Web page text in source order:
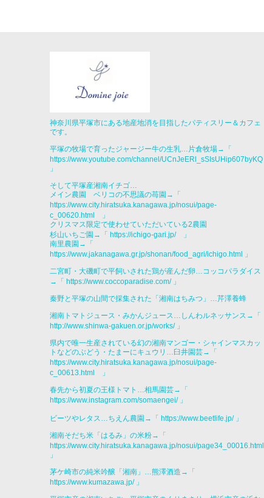
神奈川県平塚市にある地産地消を目指したパティスリー＆カフェ
です。
平塚の牧場で育ったジャージー牛の生乳…片倉牧場→「
https://www.youtube.com/channel/UCnJeERl_sSIsUHip607byKQ
」
そして平塚産湘南イチゴ…
メイン農園 ベリコの不思議の苺園→「
https://www.city.hiratsuka.kanagawa.jp/nosui/page-
c_00620.html 」
クリスマス限定で使わせていただいている2農園
杉山いちご園→「 https://ichigo-gari.jp/ 」
南里農園→「
https://www.jakanagawa.gr.jp/shonan/food_agri/ichigo.html 」
二宮町・大磯町で平飼いされた鶏が産んだ卵…コッコパラダイス
→「 https://www.coccoparadise.com/」
秦野と平塚の山間で採集された「湘南はちみつ」…芹澤養蜂
湘南トマトジュース・みかんジュース…しんわルネッサンス→「
http://www.shinwa-gakuen.or.jp/works/」
県内で唯一生産されている幻の湘南マンゴー・シャインマスカッ
トなどのぶどう・たまーにキュウリ…臼井園芸→「
https://www.city.hiratsuka.kanagawa.jp/nosui/page-
c_00613.html 」
春先から初夏の王様トマト…相馬園芸→「
https://www.instagram.com/somaengei/」
ビーツやレタス…ちえん農園→「 https://www.beetlife.jp/」
湘南そだち米「はるみ」の米粉→「
https://www.city.hiratsuka.kanagawa.jp/nosui/page34_00016.html
」
茅ケ崎市の純米吟醸「湘南」…熊澤酒造→「
https://www.kumazawa.jp/」